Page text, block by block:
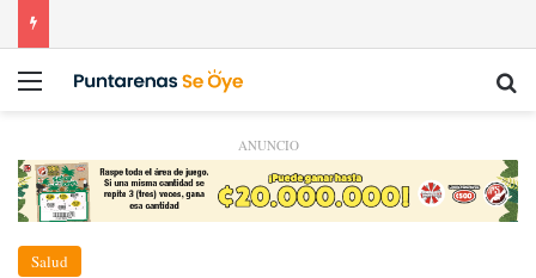
Menú
ANUNCIO
Salud